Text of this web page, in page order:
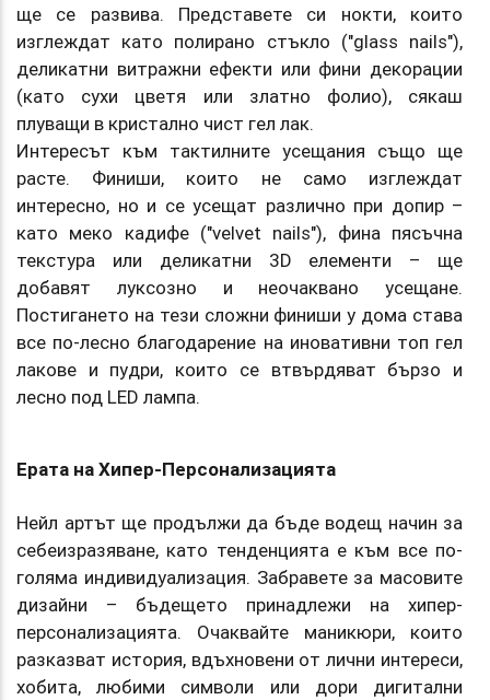
ще се развива. Представете си нокти, които
изглеждат като полирано стъкло ("glass nails"),
деликатни витражни ефекти или фини декорации
(като сухи цветя или златно фолио), сякаш
плуващи в кристално чист гел лак.
Интересът към тактилните усещания също ще
расте. Финиши, които не само изглеждат
интересно, но и се усещат различно при допир –
като меко кадифе ("velvet nails"), фина пясъчна
текстура или деликатни 3D елементи – ще
добавят луксозно и неочаквано усещане.
Постигането на тези сложни финиши у дома става
все по-лесно благодарение на иновативни топ гел
лакове и пудри, които се втвърдяват бързо и
лесно под LED лампа.
Ерата на Хипер-Персонализацията
Нейл артът ще продължи да бъде водещ начин за
себеизразяване, като тенденцията е към все по-
голяма индивидуализация. Забравете за масовите
дизайни – бъдещето принадлежи на хипер-
персонализацията. Очаквайте маникюри, които
разказват история, вдъхновени от лични интереси,
хобита, любими символи или дори дигитални